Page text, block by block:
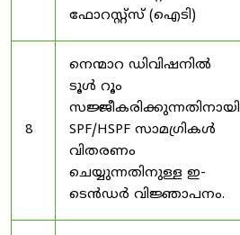
ഫോറസ്റ്റ്സ് (ഐടി)
8
നെന്മാറ ഡിവിഷനിൽ
ടൂൾ റൂം
സജ്ജീകരിക്കുന്നതിനായി
SPF/HSPF സാമഗ്രികൾ
വിതരണം
ചെയ്യുന്നതിനുള്ള ഇ-
ടെൻഡർ വിജ്ഞാപനം.